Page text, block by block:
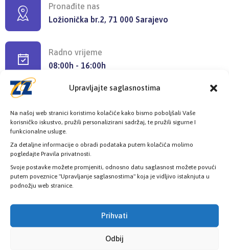
Upravljajte saglasnostima
Na našoj web stranici koristimo kolačiće kako bismo poboljšali Vaše
korisničko iskustvo, pružili personalizirani sadržaj, te pružili sigurne I
funkcionalne usluge.
Za detaljne informacije o obradi podataka putem kolačića molimo
pogledajte Pravila privatnosti.
Svoje postavke možete promjeniti, odnosno datu saglasnost možete povući
putem poveznice "Upravljanje saglasnostima" koja je vidljivo istaknjuta u
podnožju web stranice.
Prihvati
Odbij
Pronađite nas
Ložionička br.2, 71 000 Sarajevo
Radno vrijeme
08:00h - 16:00h
Provjerite status vaše elektronske
zdravstvene kartice
PROVJERITE STATUS